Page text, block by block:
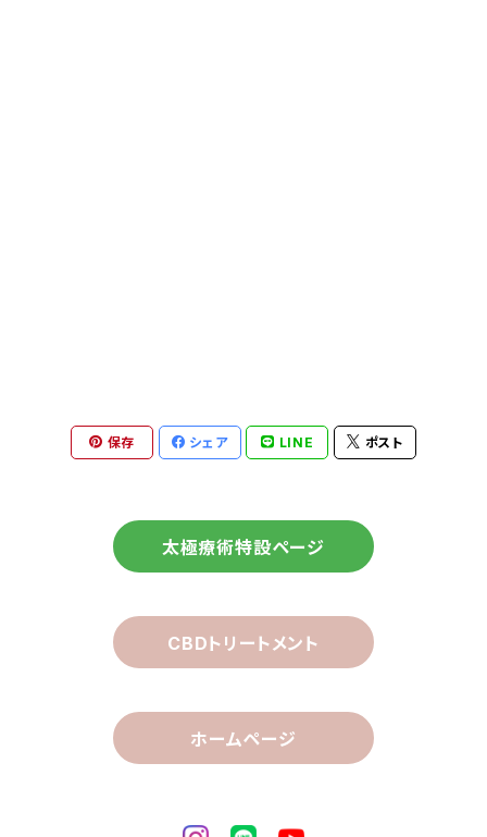
保存 シェア LINE ポスト
太極療術特設ページ
CBDトリートメント
ホームページ